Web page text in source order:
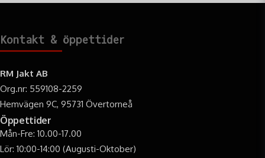
Kontakt & öppettider
RM Jakt AB
Org.nr: 559108-2259
Hemvägen 9C, 95731 Övertorneå
Öppettider
Mån-Fre: 10.00-17.00
Lör: 10:00-14:00 (Augusti-Oktober)